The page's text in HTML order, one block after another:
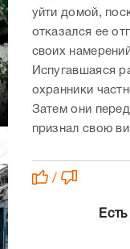
уйти домой,
отказался ее
своих
Испугавшаяся
охранники
Затем они
признал свою
/